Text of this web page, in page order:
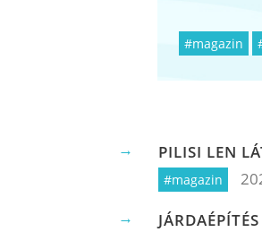
#magazin
PILISI LEN
#magazin